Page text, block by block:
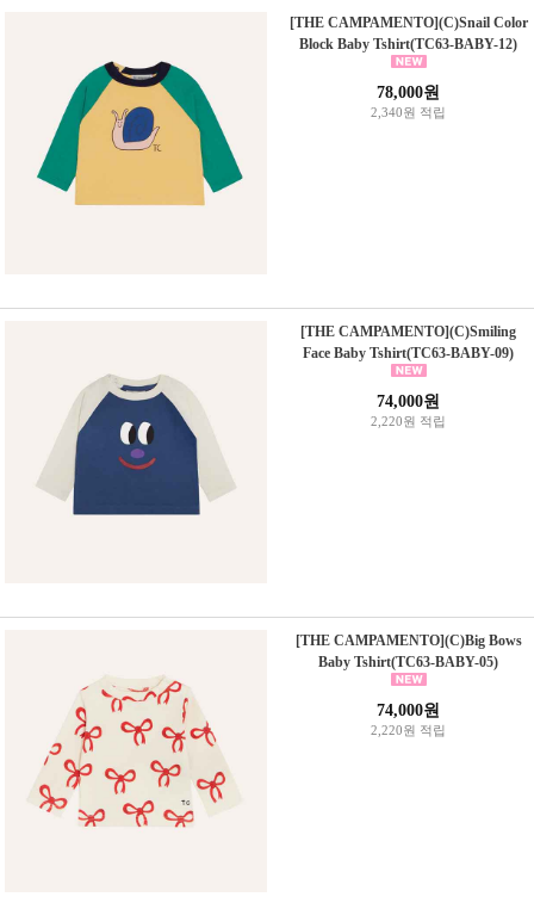
[THE CAMPAMENTO](C)Snail Color
Block Baby Tshirt(TC63-BABY-12)
78,000원
2,340원 적립
[THE CAMPAMENTO](C)Smiling
Face Baby Tshirt(TC63-BABY-09)
74,000원
2,220원 적립
[THE CAMPAMENTO](C)Big Bows
Baby Tshirt(TC63-BABY-05)
74,000원
2,220원 적립